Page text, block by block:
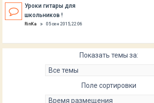
Уроки гитары для
школьников !
RinKa 05 сен 2015, 22:06
Показать темы за:
Поле сортировки